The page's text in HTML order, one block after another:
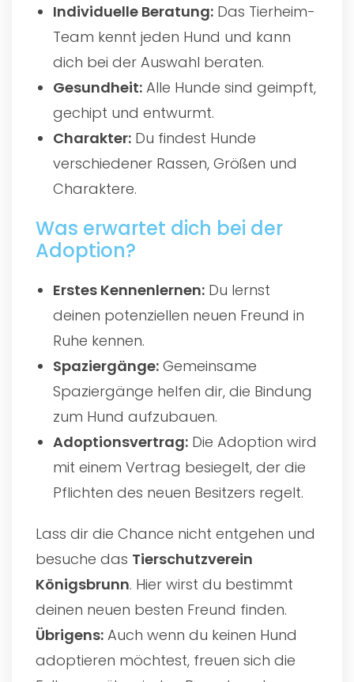
Individuelle Beratung: Das Tierheim-
Team kennt jeden Hund und kann
dich bei der Auswahl beraten.
Gesundheit: Alle Hunde sind geimpft,
gechipt und entwurmt.
Charakter: Du findest Hunde
verschiedener Rassen, Größen und
Charaktere.
Was erwartet dich bei der
Adoption?
Erstes Kennenlernen: Du lernst
deinen potenziellen neuen Freund in
Ruhe kennen.
Spaziergänge: Gemeinsame
Spaziergänge helfen dir, die Bindung
zum Hund aufzubauen.
Adoptionsvertrag: Die Adoption wird
mit einem Vertrag besiegelt, der die
Pflichten des neuen Besitzers regelt.
Lass dir die Chance nicht entgehen und
besuche das Tierschutzverein
Königsbrunn. Hier wirst du bestimmt
deinen neuen besten Freund finden.
Übrigens: Auch wenn du keinen Hund
adoptieren möchtest, freuen sich die